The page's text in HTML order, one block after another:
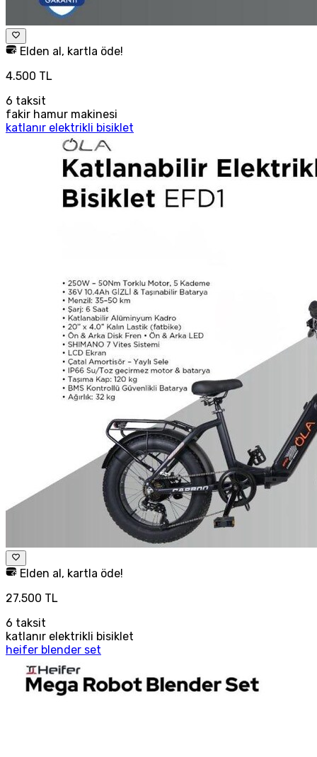
Elden al, kartla öde!
4.500 TL
6 taksit
fakir hamur makinesi
katlanır elektrikli bisiklet
Elden al, kartla öde!
27.500 TL
6 taksit
katlanır elektrikli bisiklet
heifer blender set